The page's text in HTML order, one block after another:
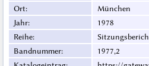
Ort:
München
Jahr:
1978
Reihe:
Bandnummer:
1977,2